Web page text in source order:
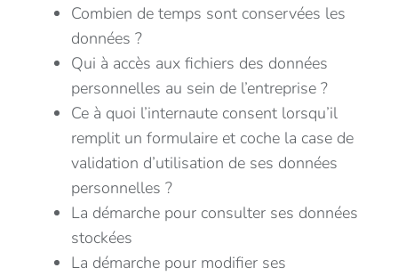
Combien de temps sont conservées les
données ?
Qui à accès aux fichiers des données
personnelles au sein de l’entreprise ?
Ce à quoi l’internaute consent lorsqu’il
remplit un formulaire et coche la case de
validation d’utilisation de ses données
personnelles ?
La démarche pour consulter ses données
stockées
La démarche pour modifier ses